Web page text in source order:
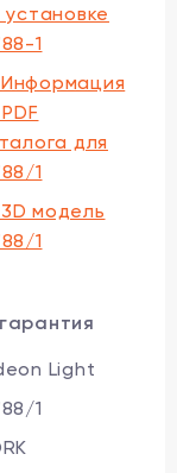
установке
1
Информация
для
1
3D модель
1
Light
1